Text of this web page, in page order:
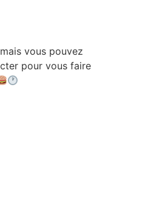
vous pouvez
pour vous faire